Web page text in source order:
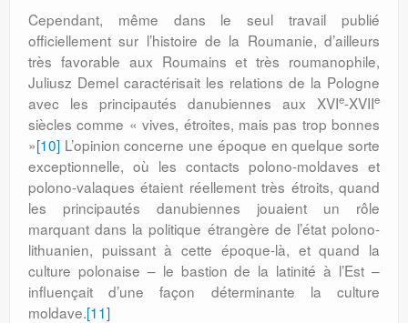
Cependant, même dans le seul travail publié
officiellement sur l’histoire de la Roumanie, d’ailleurs
très favorable aux Roumains et très roumanophile,
Juliusz Demel carac­térisait les relations de la Pologne
avec les principautés danubiennes aux XVIe-XVIIe
siècles comme « vives, étroites, mais pas trop bonnes
»[10] L’opinion concerne une époque en quelque sorte
exceptionnelle, où les contacts polono-moldaves et
polono-valaques étaient réelle­ment très étroits, quand
les principautés danubiennes jouaient un rôle
marquant dans la politique étrangère de l’état polono-
lithuanien, puissant à cette époque-là, et quand la
culture polonaise – le bastion de la latinité à l’Est –
influençait d’une façon déterminante la culture
moldave.[11]